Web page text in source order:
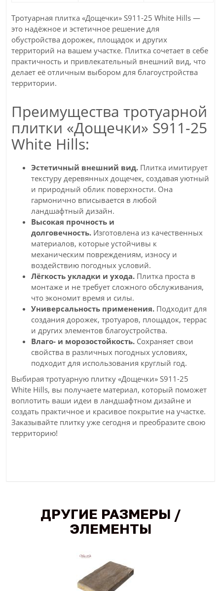
Тротуарная плитка «Дощечки» S911-25 White Hills —
это надёжное и эстетичное решение для
обустройства дорожек, площадок и других
территорий на вашем участке. Плитка сочетает в себе
практичность и привлекательный внешний вид, что
делает её отличным выбором для благоустройства
территории.
Преимущества тротуарной
плитки «Дощечки» S911-25
White Hills:
Эстетичный внешний вид. Плитка имитирует
текстуру деревянных дощечек, создавая уютный
и природный облик поверхности. Она
гармонично вписывается в любой
ландшафтный дизайн.
Высокая прочность и
долговечность. Изготовлена из качественных
материалов, которые устойчивы к
механическим повреждениям, износу и
воздействию погодных условий.
Лёгкость укладки и ухода. Плитка проста в
монтаже и не требует сложного обслуживания,
что экономит время и силы.
Универсальность применения. Подходит для
создания дорожек, тротуаров, площадок, террас
и других элементов благоустройства.
Влаго- и морозостойкость. Сохраняет свои
свойства в различных погодных условиях,
подходит для использования круглый год.
Выбирая тротуарную плитку «Дощечки» S911-25
White Hills, вы получаете материал, который поможет
воплотить ваши идеи в ландшафтном дизайне и
создать практичное и красивое покрытие на участке.
Заказывайте плитку уже сегодня и преобразите свою
территорию!
ДРУГИЕ РАЗМЕРЫ /
ЭЛЕМЕНТЫ